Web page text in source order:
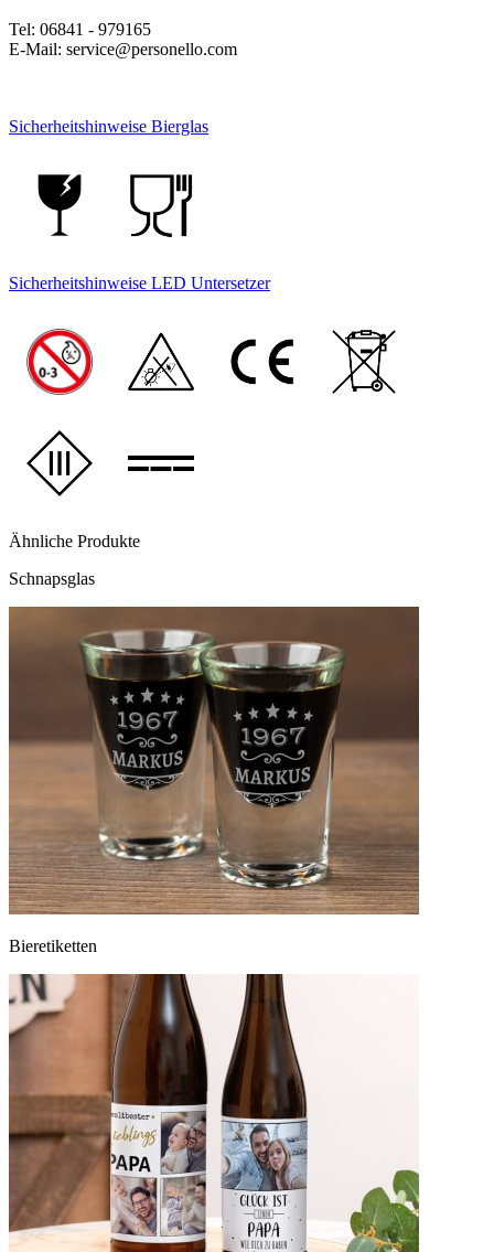
Tel: 06841 - 979165
E-Mail: service@personello.com
Sicherheitshinweise Bierglas
Sicherheitshinweise LED Untersetzer
Ähnliche Produkte
Schnapsglas
Bieretiketten